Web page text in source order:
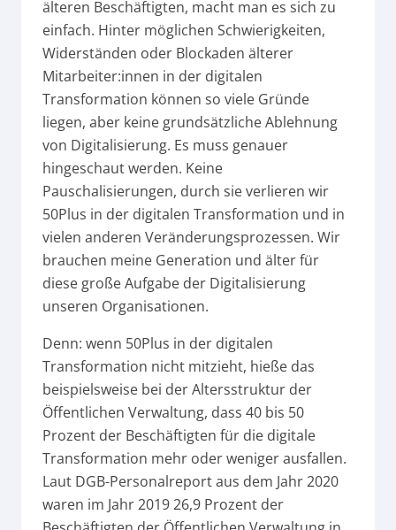
älteren Beschäftigten, macht man es sich zu
einfach. Hinter möglichen Schwierigkeiten,
Widerständen oder Blockaden älterer
Mitarbeiter:innen in der digitalen
Transformation können so viele Gründe
liegen, aber keine grundsätzliche Ablehnung
von Digitalisierung. Es muss genauer
hingeschaut werden. Keine
Pauschalisierungen, durch sie verlieren wir
50Plus in der digitalen Transformation und in
vielen anderen Veränderungsprozessen. Wir
brauchen meine Generation und älter für
diese große Aufgabe der Digitalisierung
unseren Organisationen.
Denn: wenn 50Plus in der digitalen
Transformation nicht mitzieht, hieße das
beispielsweise bei der Altersstruktur der
Öffentlichen Verwaltung, dass 40 bis 50
Prozent der Beschäftigten für die digitale
Transformation mehr oder weniger ausfallen.
Laut DGB-Personalreport aus dem Jahr 2020
waren im Jahr 2019 26,9 Prozent der